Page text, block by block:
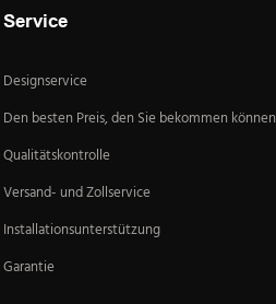
Service
Designservice
Den besten Preis, den Sie bekommen können
Qualitätskontrolle
Versand- und Zollservice
Installationsunterstützung
Garantie